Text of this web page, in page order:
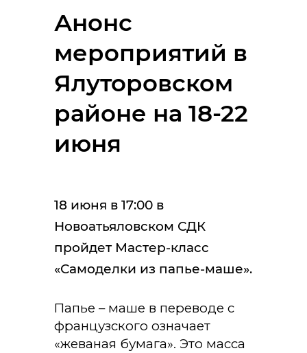
Анонс
мероприятий в
Ялуторовском
районе на 18-22
июня
18 июня в 17:00 в
Новоатьяловском СДК
пройдет Мастер-класс
«Самоделки из папье-маше».
Папье – маше в переводе с
французского означает
«жеваная бумага». Это масса